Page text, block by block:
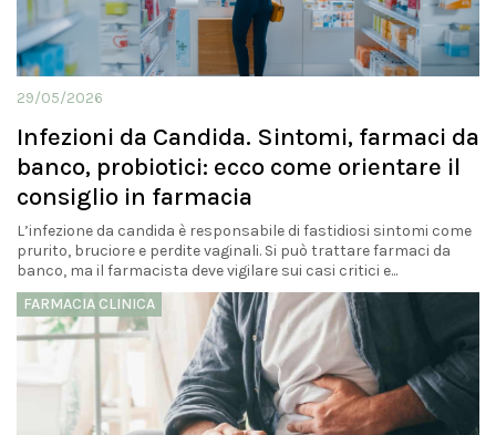
29/05/2026
Infezioni da Candida. Sintomi, farmaci da
banco, probiotici: ecco come orientare il
consiglio in farmacia
L’infezione da candida è responsabile di fastidiosi sintomi come
prurito, bruciore e perdite vaginali. Si può trattare farmaci da
banco, ma il farmacista deve vigilare sui casi critici e...
FARMACIA CLINICA